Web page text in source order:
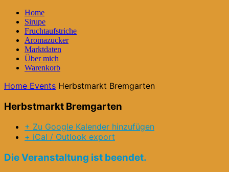
Home
Sirupe
Fruchtaufstriche
Aromazucker
Marktdaten
Über mich
Warenkorb
Home Events Herbstmarkt Bremgarten
Herbstmarkt Bremgarten
+ Zu Google Kalender hinzufügen
+ iCal / Outlook export
Die Veranstaltung ist beendet.